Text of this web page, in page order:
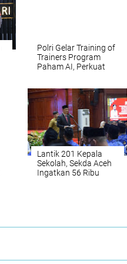
Polri Gelar Training of
Trainers Program
Paham AI, Perkuat
Lantik 201 Kepala
Sekolah, Sekda Aceh
Ingatkan 56 Ribu